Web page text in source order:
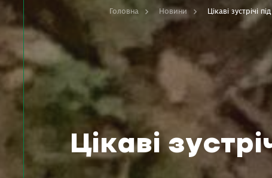
Цікаві
Головна Новини Цікаві зустрічі